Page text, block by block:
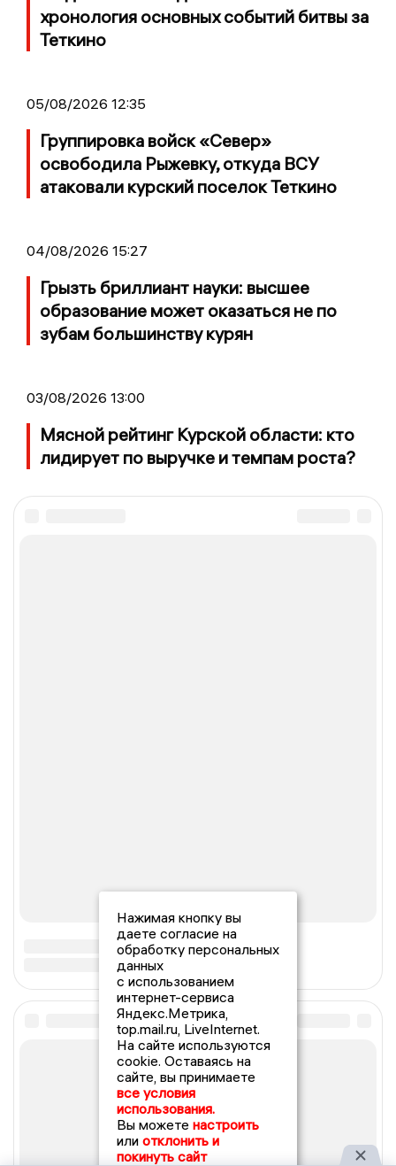
хронология основных событий битвы за
Теткино
05/08/2026 12:35
Группировка войск «Север»
освободила Рыжевку, откуда ВСУ
атаковали курский поселок Теткино
04/08/2026 15:27
Грызть бриллиант науки: высшее
образование может оказаться не по
зубам большинству курян
03/08/2026 13:00
Мясной рейтинг Курской области: кто
лидирует по выручке и темпам роста?
Нажимая кнопку вы
даете согласие на
обработку персональных
данных
с использованием
интернет-сервиса
Яндекс.Метрика,
top.mail.ru, LiveInternet.
На сайте используются
cookie. Оставаясь на
сайте, вы принимаете
все условия
использования.
Вы можете настроить
или отклонить и
покинуть сайт